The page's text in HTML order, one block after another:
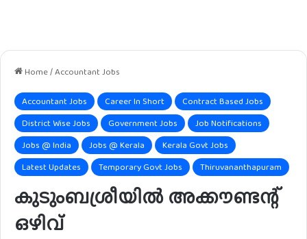
Home/Accountant Jobs
Accountant Jobs Career In Short
Contract Based Jobs
District Wise Jobs
Government Jobs
Job Notifications
Jobs @ India
Jobs @ Kerala
Kerala Govt Jobs
Latest Updates
Temporary Govt Jobs Thiruvananthapuram
കുടുംബശ്രീയിൽ അക്കൗണ്ടന്റ്
ഒഴിവ്